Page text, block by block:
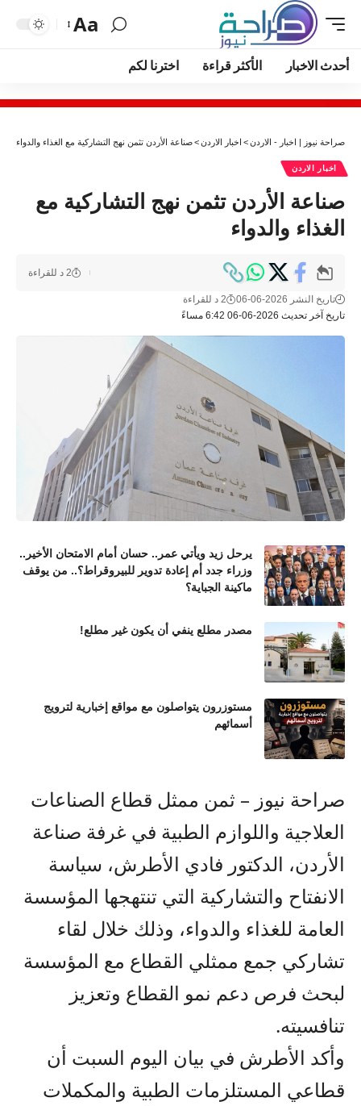
Aa
أحدث الاخبار الأكثر قراءة اخترنا لكم
صراحة نيوز | اخبار - الاردن> اخبار الاردن>صناعة الأردن تثمن نهج التشاركية مع الغذاء والدواء
اخبار الاردن
صناعة الأردن تثمن نهج التشاركية مع
الغذاء والدواء
تاريخ آخر تحديث 2026-06-06 6:42 مساءً
تاريخ النشر 2026-06-06 2 د للقراءة
2 د للقراءة
يرحل زيد ويأتي عمر.. حسان أمام الامتحان الأخير..
وزراء جدد أم إعادة تدوير للبيروقراط؟.. من يوقف
ماكينة الجباية؟
مصدر مطلع ينفي أن يكون غير مطلع!
مستوزرون يتواصلون مع مواقع إخبارية لترويج
أسمائهم
صراحة نيوز – ثمن ممثل قطاع الصناعات
العلاجية واللوازم الطبية في غرفة صناعة
الأردن، الدكتور فادي الأطرش، سياسة
الانفتاح والتشاركية التي تنتهجها المؤسسة
العامة للغذاء والدواء، وذلك خلال لقاء
تشاركي جمع ممثلي القطاع مع المؤسسة
لبحث فرص دعم نمو القطاع وتعزيز
تنافسيته.
وأكد الأطرش في بيان اليوم السبت أن
قطاعي المستلزمات الطبية والمكملات